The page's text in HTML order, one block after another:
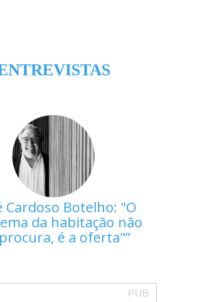
Cardoso Botelho: "O
da habitação não
é a oferta"
PUB